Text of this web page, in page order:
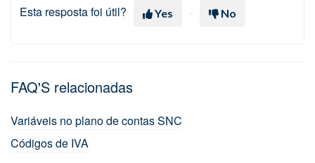
Esta resposta foi útil? Yes No
FAQ'S relacionadas
Variáveis no plano de contas SNC
Códigos de IVA